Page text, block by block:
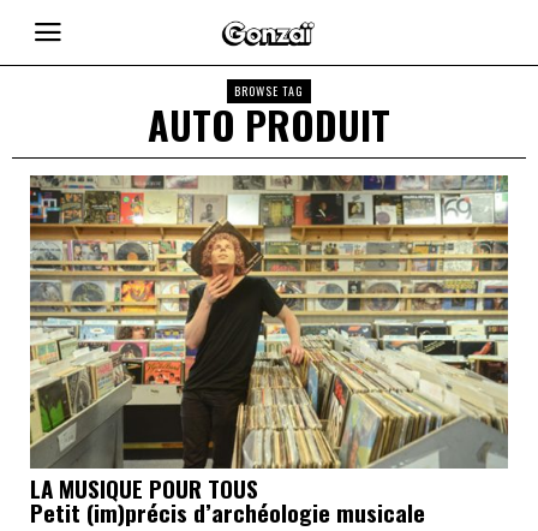
BROWSE TAG
AUTO PRODUIT
LA MUSIQUE POUR TOUS
Petit (im)précis d’archéologie musicale